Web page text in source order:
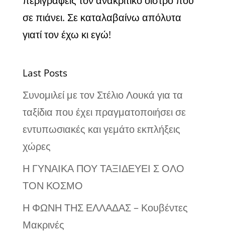
σε πιάνει. Σε καταλαβαίνω απόλυτα
γιατί τον έχω κι εγώ!
Last Posts
Συνομιλεί με τον Στέλιο Λουκά για τα
ταξίδια που έχει πραγματοποιήσει σε
εντυπωσιακές και γεμάτο εκπλήξεις
χώρες
Η ΓΥΝΑΙΚΑ ΠΟΥ ΤΑΞΙΔΕΥΕΙ Σ ΟΛΟ
ΤΟΝ ΚΟΣΜΟ
Η ΦΩΝΗ ΤΗΣ ΕΛΛΑΔΑΣ – Κουβέντες
Μακρινές